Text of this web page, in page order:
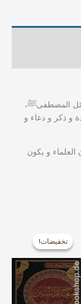
المصطفىﷺ،
و ذكر و دعاء و
و يكون
تخفيضات!
تخفيضات!
الأصلي
هو: